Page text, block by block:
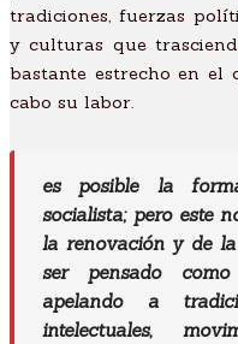
tradiciones, fuerzas
y culturas que
bastante estrecho en el
cabo su labor.
es posible la
socialista; pero este
la renovación y de la
ser pensado
apelando a
intelectuales,